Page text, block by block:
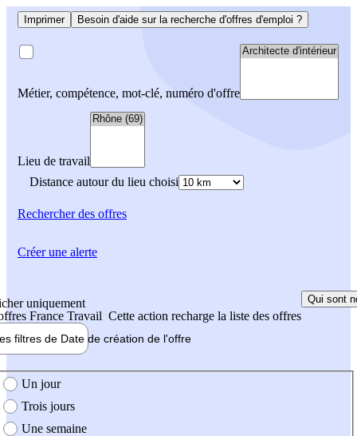
Imprimer Besoin d'aide sur la recherche d'offres d'emploi ?
Métier, compétence, mot-clé, numéro d'offre
Lieu de travail
Distance autour du lieu choisi
Rechercherdes offres
uniquement
France Travail Cette action recharge la liste des offres
Qui sont
filtres de Date de création de l'offre
création de l'offre
Un jour
Trois jours
Une semaine
Créer une alerte